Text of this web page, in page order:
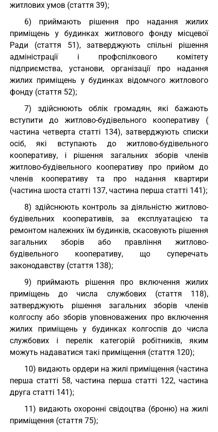
житлових умов (стаття 39);
6) приймають рішення про надання жилих
приміщень у будинках житлового фонду місцевої
Ради (стаття 51), затверджують спільні рішення
адміністрації і профспілкового комітету
підприємства, установи, організації про надання
жилих приміщень у будинках відомчого житлового
фонду (стаття 52);
7) здійснюють облік громадян, які бажають
вступити до житлово-будівельного кооперативу (
частина четверта статті 134), затверджують списки
осіб, які вступають до житлово-будівельного
кооперативу, і рішення загальних зборів членів
житлово-будівельного кооперативу про прийом до
членів кооперативу та про надання квартири
(частина шоста статті 137, частина перша статті 141);
8) здійснюють контроль за діяльністю житлово-
будівельних кооперативів, за експлуатацією та
ремонтом належних їм будинків, скасовують рішення
загальних зборів або правління житлово-
будівельного кооперативу, що суперечать
законодавству (стаття 138);
9) приймають рішення про включення жилих
приміщень до числа службових (стаття 118),
затверджують рішення загальних зборів членів
колгоспу або зборів уповноважених про включення
жилих приміщень у будинках колгоспів до числа
службових і перелік категорій робітників, яким
можуть надаватися такі приміщення (стаття 120);
10) видають ордери на жилі приміщення (частина
перша статті 58, частина перша статті 122, частина
друга статті 141);
11) видають охоронні свідоцтва (броню) на жилі
приміщення (стаття 75);